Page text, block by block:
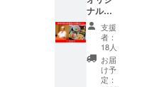
考欄に
掲載を
希望さ
れるお
名前を
ご記入
くださ
ない、
天然海
老なら
では
の”頭
肉”と”
ミソ”も
美味し
付き！
ぷりっ
ぷりの
食感と
豊かな
旨味を
お楽し
みくだ
徹底管
理され
た鮮度
の良さ
はお墨
付き！
ぷりっ
お手紙
エビデ
イから
の感謝
のお手
紙 公式
キャラ
ナル海
老料理
ランチ
お食事
券 1名
様分】
日本海
支援
者：
18人
お届
け予
定：